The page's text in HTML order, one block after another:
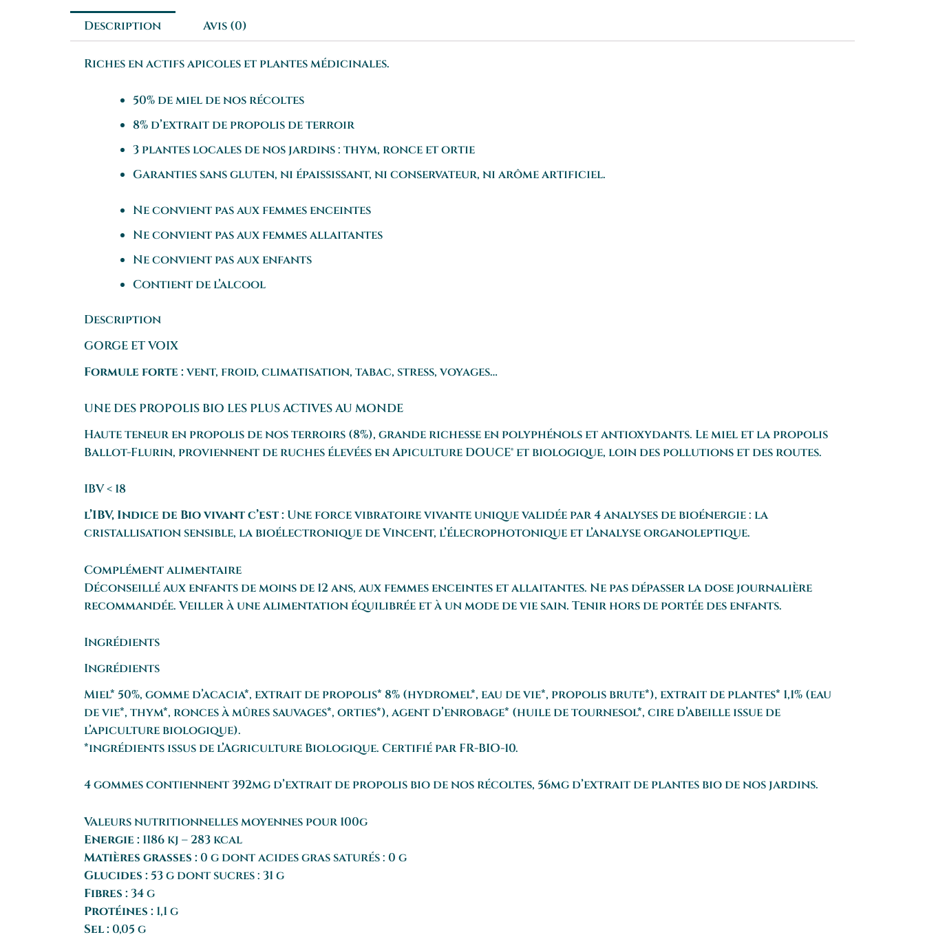
Description Avis (0)
Riches en actifs apicoles et plantes médicinales.
50% de miel de nos récoltes
8% d’extrait de propolis de terroir
3 plantes locales de nos jardins : thym, ronce et ortie
Garanties sans gluten, ni épaississant, ni conservateur, ni arôme artificiel.
Ne convient pas aux femmes enceintes
Ne convient pas aux femmes allaitantes
Ne convient pas aux enfants
Contient de l’alcool
Description
GORGE ET VOIX
Formule forte : vent, froid, climatisation, tabac, stress, voyages…
UNE DES PROPOLIS BIO LES PLUS ACTIVES AU MONDE
Haute teneur en propolis de nos terroirs (8%), grande richesse en polyphénols et antioxydants. Le miel et la propolis
Ballot-Flurin, proviennent de ruches élevées en Apiculture DOUCE® et biologique, loin des pollutions et des routes.
IBV < 18
l’IBV, Indice de Bio vivant c’est : Une force vibratoire vivante unique validée par 4 analyses de bioénergie : la
cristallisation sensible, la bioélectronique de Vincent, l’élecrophotonique et l’analyse organoleptique.
Complément alimentaire
Déconseillé aux enfants de moins de 12 ans, aux femmes enceintes et allaitantes. Ne pas dépasser la dose journalière
recommandée. Veiller à une alimentation équilibrée et à un mode de vie sain. Tenir hors de portée des enfants.
Ingrédients
Ingrédients
Miel* 50%, gomme d’acacia*, extrait de propolis* 8% (hydromel*, eau de vie*, propolis brute*), extrait de plantes* 1,1% (eau
de vie*, thym*, ronces à mûres sauvages*, orties*), agent d’enrobage* (huile de tournesol*, cire d’abeille issue de
l’apiculture biologique).
*ingrédients issus de l’Agriculture Biologique. Certifié par FR-BIO-10.
4 gommes contiennent 392mg d’extrait de propolis bio de nos récoltes, 56mg d’extrait de plantes bio de nos jardins.
Valeurs nutritionnelles moyennes pour 100g
Energie : 1186 kj – 283 kcal
Matières grasses : 0 g dont acides gras saturés : 0 g
Glucides : 53 g dont sucres : 31 g
Fibres : 34 g
Protéines : 1,1 g
Sel : 0,05 g